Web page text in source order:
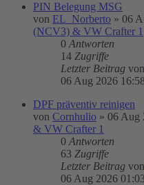
PIN Belegung MSG
von EL_Norberto » 06
(NCV3) & VW Crafter 1
0 Antworten
14 Zugriffe
Letzter Beitrag von
06 Aug 2026
DPF präventiv reinigen
von Cornhulio » 06 Aug
& VW Crafter 1
0 Antworten
63 Zugriffe
Letzter Beitrag von
06 Aug 2026 01:03